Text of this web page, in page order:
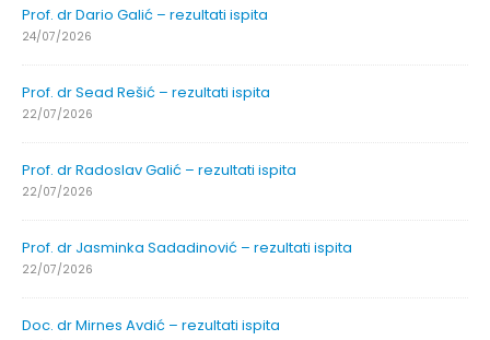
Prof. dr Dario Galić – rezultati ispita
24/07/2026
Prof. dr Sead Rešić – rezultati ispita
22/07/2026
Prof. dr Radoslav Galić – rezultati ispita
22/07/2026
Prof. dr Jasminka Sadadinović – rezultati ispita
22/07/2026
Doc. dr Mirnes Avdić – rezultati ispita